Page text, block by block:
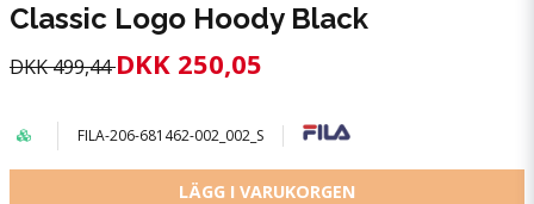
Classic Logo Hoody Black
DKK 499,44DKK 250,05
FILA-206-681462-002_002_S
LÄGG I VARUKORGEN